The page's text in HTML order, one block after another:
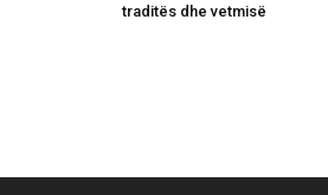
traditës dhe vetmisë